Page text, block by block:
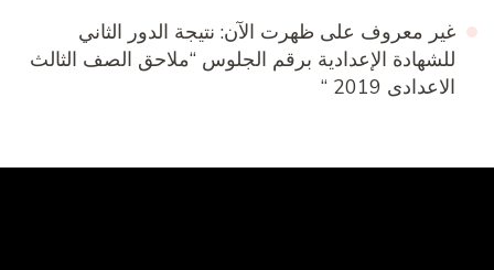
غير معروف على ظهرت الآن: نتيجة الدور الثاني
للشهادة الإعدادية برقم الجلوس “ملاحق الصف الثالث
الاعدادى 2019 “